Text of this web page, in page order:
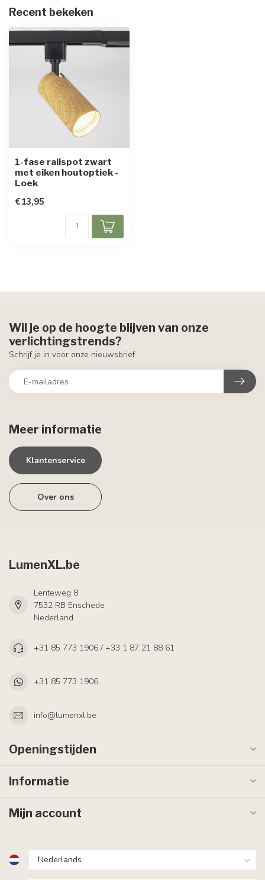
Recent bekeken
1-fase railspot zwart
met eiken houtoptiek -
Loek
€13,95
Meer informatie
Klantenservice
Over ons
Wil je op de hoogte blijven van onze
verlichtingstrends?
Schrijf je in voor onze nieuwsbrief
LumenXL.be
Lenteweg 8
7532 RB Enschede
Nederland
+31 85 773 1906 / +33 1 87 21 88 61
+31 85 773 1906
info@lumenxl.be
Openingstijden
Informatie
Mijn account